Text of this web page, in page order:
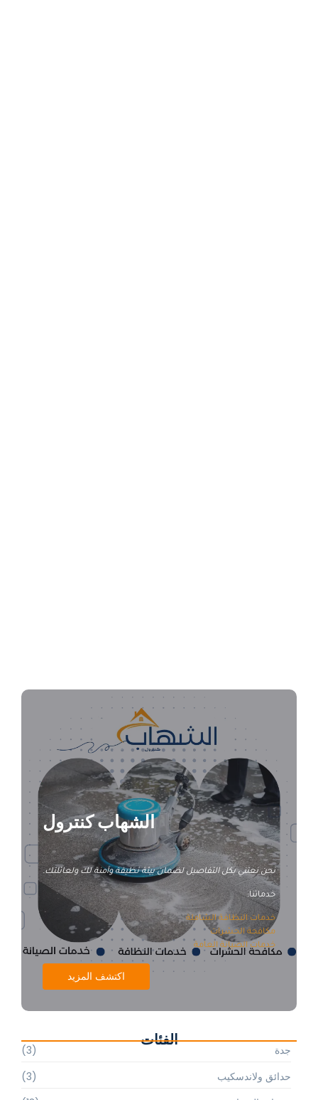
الشهاب كنترول
نحن نعتني بكل التفاصيل لضمان بيئة نظيفة وآمنة لك ولعائلتك.
خدماتنا:
خدمات النظافة الشاملة
مكافحة الحشرات
خدمات الصيانة العامة
اكتشف المزيد
الفئات
جدة
(3)
حدائق ولاندسكيب
(3)